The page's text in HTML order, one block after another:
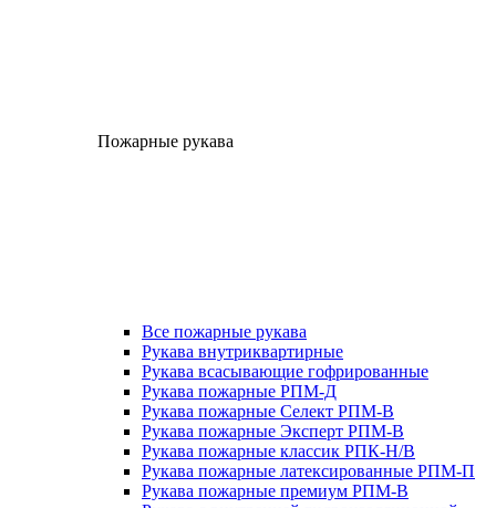
Пожарные рукава
Все пожарные рукава
Рукава внутриквартирные
Рукава всасывающие гофрированные
Рукава пожарные РПМ-Д
Рукава пожарные Селект РПМ-В
Рукава пожарные Эксперт РПМ-В
Рукава пожарные классик РПК-Н/В
Рукава пожарные латексированные РПМ-П
Рукава пожарные премиум РПМ-В